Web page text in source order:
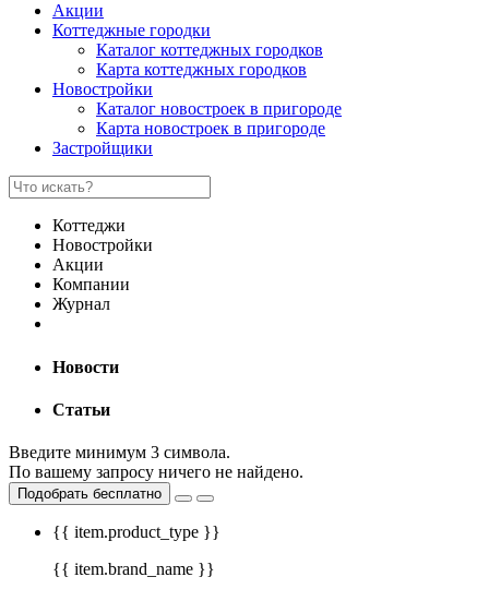
Акции
Коттеджные городки
Каталог коттеджных городков
Карта коттеджных городков
Новостройки
Каталог новостроек в пригороде
Карта новостроек в пригороде
Застройщики
Коттеджи
Новостройки
Акции
Компании
Журнал
Новости
Статьи
Введите минимум 3 символа.
По вашему запросу ничего не найдено.
Подобрать бесплатно
{{ item.product_type }}
{{ item.brand_name }}